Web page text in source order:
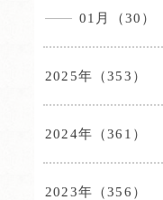
01月（30）
2025年（353）
2024年（361）
2023年（356）